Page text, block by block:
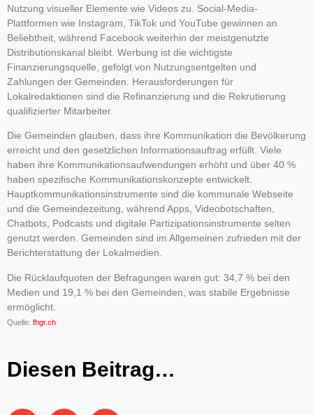
Nutzung visueller Elemente wie Videos zu. Social-Media-
Plattformen wie Instagram, TikTok und YouTube gewinnen an
Beliebtheit, während Facebook weiterhin der meistgenutzte
Distributionskanal bleibt. Werbung ist die wichtigste
Finanzierungsquelle, gefolgt von Nutzungsentgelten und
Zahlungen der Gemeinden. Herausforderungen für
Lokalredaktionen sind die Refinanzierung und die Rekrutierung
qualifizierter Mitarbeiter.
Die Gemeinden glauben, dass ihre Kommunikation die Bevölkerung
erreicht und den gesetzlichen Informationsauftrag erfüllt. Viele
haben ihre Kommunikationsaufwendungen erhöht und über 40 %
haben spezifische Kommunikationskonzepte entwickelt.
Hauptkommunikationsinstrumente sind die kommunale Webseite
und die Gemeindezeitung, während Apps, Videobotschaften,
Chatbots, Podcasts und digitale Partizipationsinstrumente selten
genutzt werden. Gemeinden sind im Allgemeinen zufrieden mit der
Berichterstattung der Lokalmedien.
Die Rücklaufquoten der Befragungen waren gut: 34,7 % bei den
Medien und 19,1 % bei den Gemeinden, was stabile Ergebnisse
ermöglicht.
Quelle: fhgr.ch
Diesen Beitrag…